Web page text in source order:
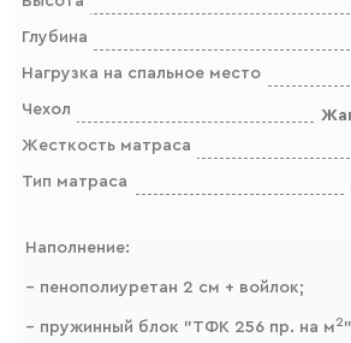
Глубина
Нагрузка на спальное место
Чехол
Жесткость матраса
Тип матраса
Наполнение:
– пенополиуретан 2 см + войлок;
– пружинный блок "ТФК 256 пр. на м 2